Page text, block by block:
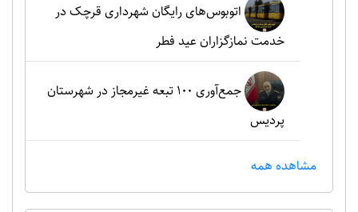
اتوبوس‌های رایگان شهرداری قرچک در
خدمت نمازگزاران عید فطر
جمع‌آوری ۱۰۰ تبعه غیرمجاز در شهرستان
پردیس
مشاهده همه